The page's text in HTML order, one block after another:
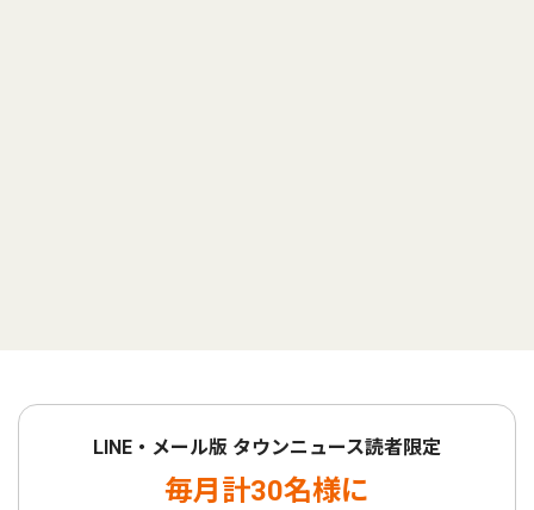
LINE・メール版 タウンニュース読者限定
毎月計30名様に